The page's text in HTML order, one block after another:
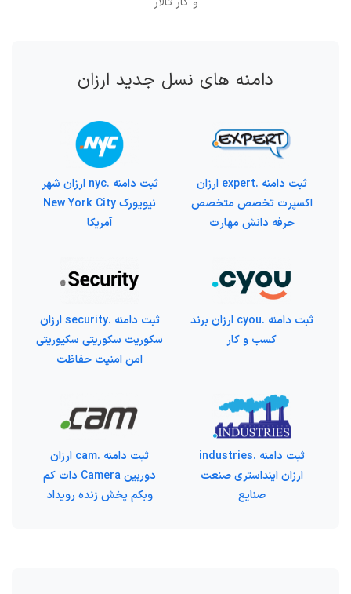
دامنه های نسل جدید ارزان
ثبت دامنه .expert ارزان
اکسپرت تخصص متخصص
حرفه دانش مهارت
ثبت دامنه .nyc ارزان شهر
نیویورک New York City
آمریکا
ثبت دامنه .cyou ارزان برند
کسب و کار
ثبت دامنه .security ارزان
سکوریت سکوریتی سکیوریتی
امن امنیت حفاظت
ثبت دامنه .industries
ارزان اینداستری صنعت
صنایع
ثبت دامنه .cam ارزان
دوربین Camera دات کم
وبکم پخش زنده رویداد